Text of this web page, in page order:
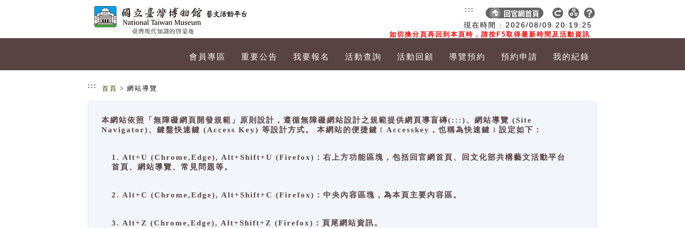
現在時間 : 2026/08/09 20:19:25
如切換分頁再回到本頁時，請按F5取得最新時間及活動資訊
:::
會員專區 重要公告 我要報名 活動查詢 活動回顧 導覽預約 預約申請 我的紀錄
::: 首頁 > 網站導覽
本網站依照「無障礙網頁開發規範」原則設計，遵循無障礙網站設計之規範提供網頁導盲磚(:::)、網站導覽 (Site
Navigator)、鍵盤快速鍵 (Access Key) 等設計方式。 本網站的便捷鍵﹝Accesskey，也稱為快速鍵﹞設定如下：
1. Alt+U (Chrome,Edge), Alt+Shift+U (Firefox)：右上方功能區塊，包括回官網首頁、回文化部共構藝文活動平台
首頁、網站導覽、常見問題等。
2. Alt+C (Chrome,Edge), Alt+Shift+C (Firefox)：中央內容區塊，為本頁主要內容區。
3. Alt+Z (Chrome,Edge), Alt+Shift+Z (Firefox)：頁尾網站資訊。